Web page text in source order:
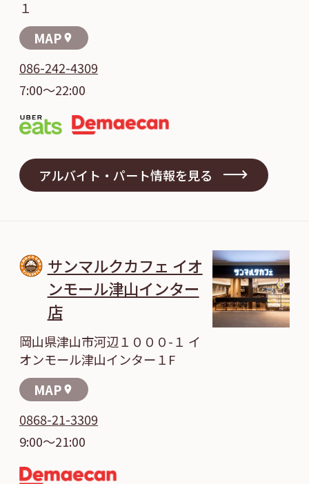
１
MAP location_on
086-242-4309
7:00～22:00
アルバイト・パート情報を見る
サンマルクカフェ イオ
ンモール津山インター
店
岡山県津山市河辺１０００-１ イ
オンモール津山インター１F
MAP location_on
0868-21-3309
9:00～21:00